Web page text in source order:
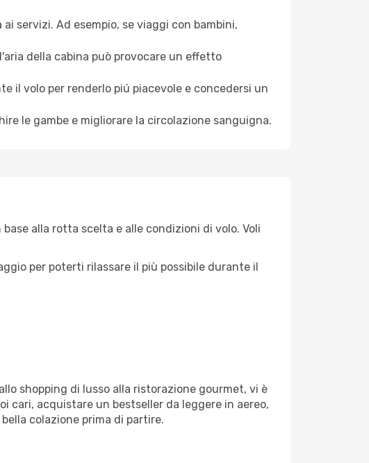
servizi. Ad esempio, se viaggi con bambini,
della cabina può provocare un effetto
il volo per renderlo piú piacevole e concedersi un
le gambe e migliorare la circolazione sanguigna.
alla rotta scelta e alle condizioni di volo. Voli
per poterti rilassare il più possibile durante il
shopping di lusso alla ristorazione gourmet, vi è
cari, acquistare un bestseller da leggere in aereo,
colazione prima di partire.